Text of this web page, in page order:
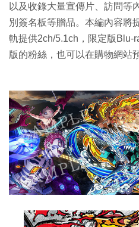
以及收錄大量宣傳片、訪問等
別簽名板等贈品。本編內容將
軌提供2ch/5.1ch，限定版Blu-
版的粉絲，也可以在購物網站